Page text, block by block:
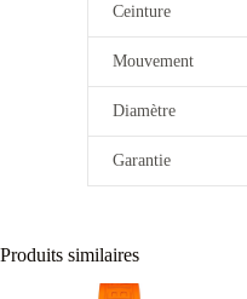
Ceinture
Mouvement
Diamètre
Garantie
Produits similaires